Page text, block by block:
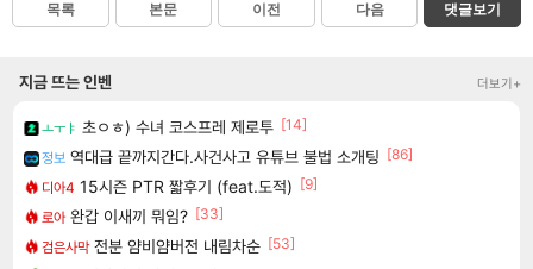
목록 본문 이전 다음 댓글보기
지금 뜨는 인벤 더보기+
ㅗㅜㅑ 초ㅇㅎ) 수녀 코스프레 제로투 [14]
정보 역대급 끝까지간다.사건사고 유튜브 불법 소개팅 [86]
디아4 15시즌 PTR 짧후기 (feat.도적) [9]
로아 완갑 이새끼 뭐임? [33]
검은사막 전분 얌비얌버전 내림차순 [53]